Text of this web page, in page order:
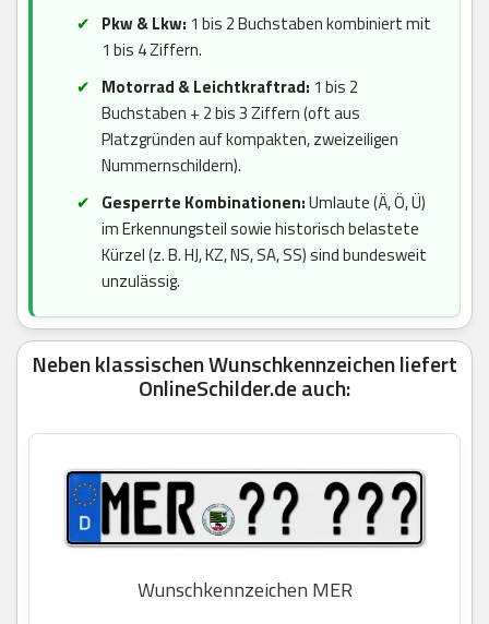
Pkw & Lkw: 1 bis 2 Buchstaben kombiniert mit
1 bis 4 Ziffern.
Motorrad & Leichtkraftrad: 1 bis 2
Buchstaben + 2 bis 3 Ziffern (oft aus
Platzgründen auf kompakten, zweizeiligen
Nummernschildern).
Gesperrte Kombinationen:Umlaute (Ä, Ö, Ü)
im Erkennungsteil sowie historisch belastete
Kürzel (z. B. HJ, KZ, NS, SA, SS) sind bundesweit
unzulässig.
Neben klassischen Wunschkennzeichen liefert
OnlineSchilder.de auch:
Wunschkennzeichen MER